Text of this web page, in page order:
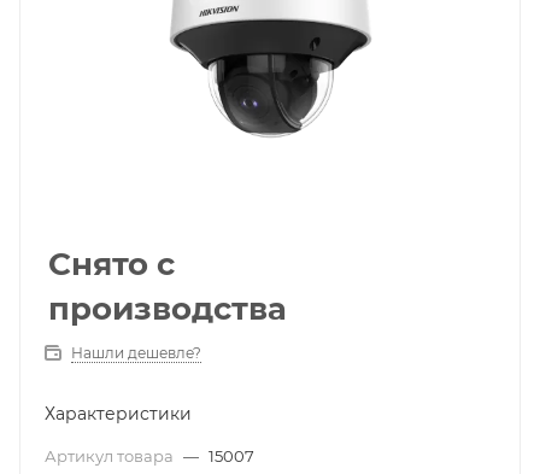
Снято с
производства
Нашли дешевле?
Характеристики
Артикул товара — 15007